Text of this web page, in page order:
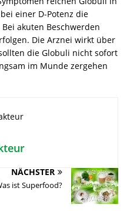
einer D-Potenz die
akuten Beschwerden
Die Arznei wirkt über
die Globuli nicht sofort
im Munde zergehen
NÄCHSTER
ist Superfood?